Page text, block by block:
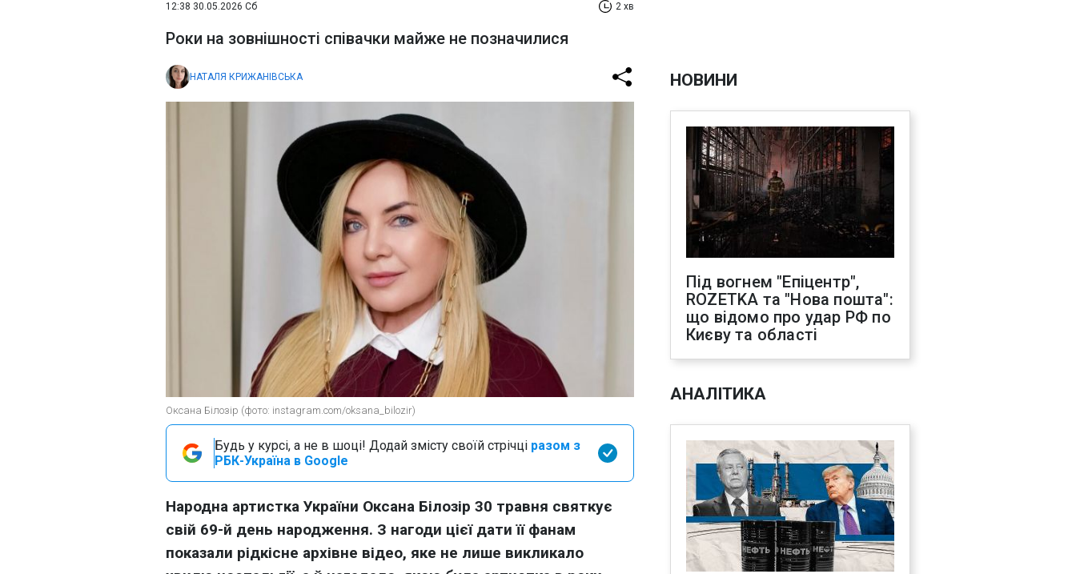
12:38 30.05.2026 Сб 2 хв
Роки на зовнішності співачки майже не позначилися
НАТАЛЯ КРИЖАНІВСЬКА
Оксана Білозір (фото: instagram.com/oksana_bilozir)
Будь у курсі, а не в шоці! Додай змісту своїй стрічці разом з
РБК-Україна в Google
Народна артистка України Оксана Білозір 30 травня святкує
свій 69-й день народження. З нагоди цієї дати її фанам
показали рідкісне архівне відео, яке не лише викликало
НОВИНИ
Під вогнем "Епіцентр",
ROZETKA та "Нова пошта":
що відомо про удар РФ по
Києву та області
АНАЛІТИКА